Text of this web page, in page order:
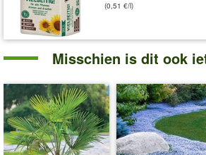
(0,51 €/l)
Misschien is dit ook